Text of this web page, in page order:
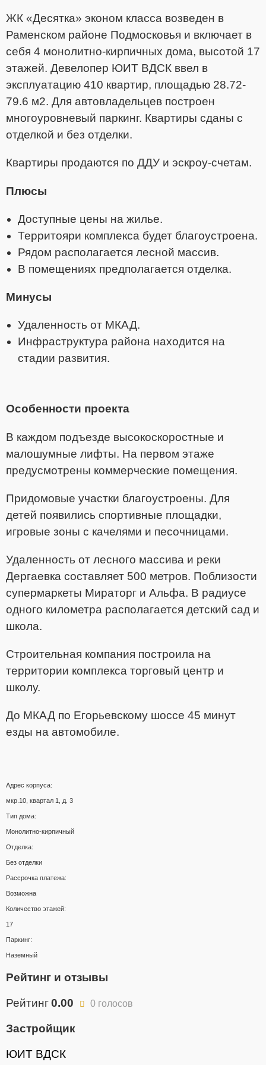
ЖК «Десятка» эконом класса возведен в
Раменском районе Подмосковья и включает в
себя 4 монолитно-кирпичных дома, высотой 17
этажей. Девелопер ЮИТ ВДСК ввел в
эксплуатацию 410 квартир, площадью 28.72-
79.6 м2. Для автовладельцев построен
многоуровневый паркинг. Квартиры сданы с
отделкой и без отделки.
Квартиры продаются по ДДУ и эскроу-счетам.
Плюсы
Доступные цены на жилье.
Территояри комплекса будет благоустроена.
Рядом располагается лесной массив.
В помещениях предполагается отделка.
Минусы
Удаленность от МКАД.
Инфраструктура района находится на
стадии развития.
Особенности проекта
В каждом подъезде высокоскоростные и
малошумные лифты. На первом этаже
предусмотрены коммерческие помещения.
Придомовые участки благоустроены. Для
детей появились спортивные площадки,
игровые зоны с качелями и песочницами.
Удаленность от лесного массива и реки
Дергаевка составляет 500 метров. Поблизости
супермаркеты Мираторг и Альфа. В радиусе
одного километра располагается детский сад и
школа.
Строительная компания построила на
территории комплекса торговый центр и
школу.
До МКАД по Егорьевскому шоссе 45 минут
езды на автомобиле.
Адрес корпуса:
мкр.10, квартал 1, д. 3
Тип дома:
Монолитно-кирпичный
Отделка:
Без отделки
Рассрочка платежа:
Возможна
Количество этажей:
17
Паркинг:
Наземный
Рейтинг и отзывы
Рейтинг0.00 0 голосов
Застройщик
ЮИТ ВДСК